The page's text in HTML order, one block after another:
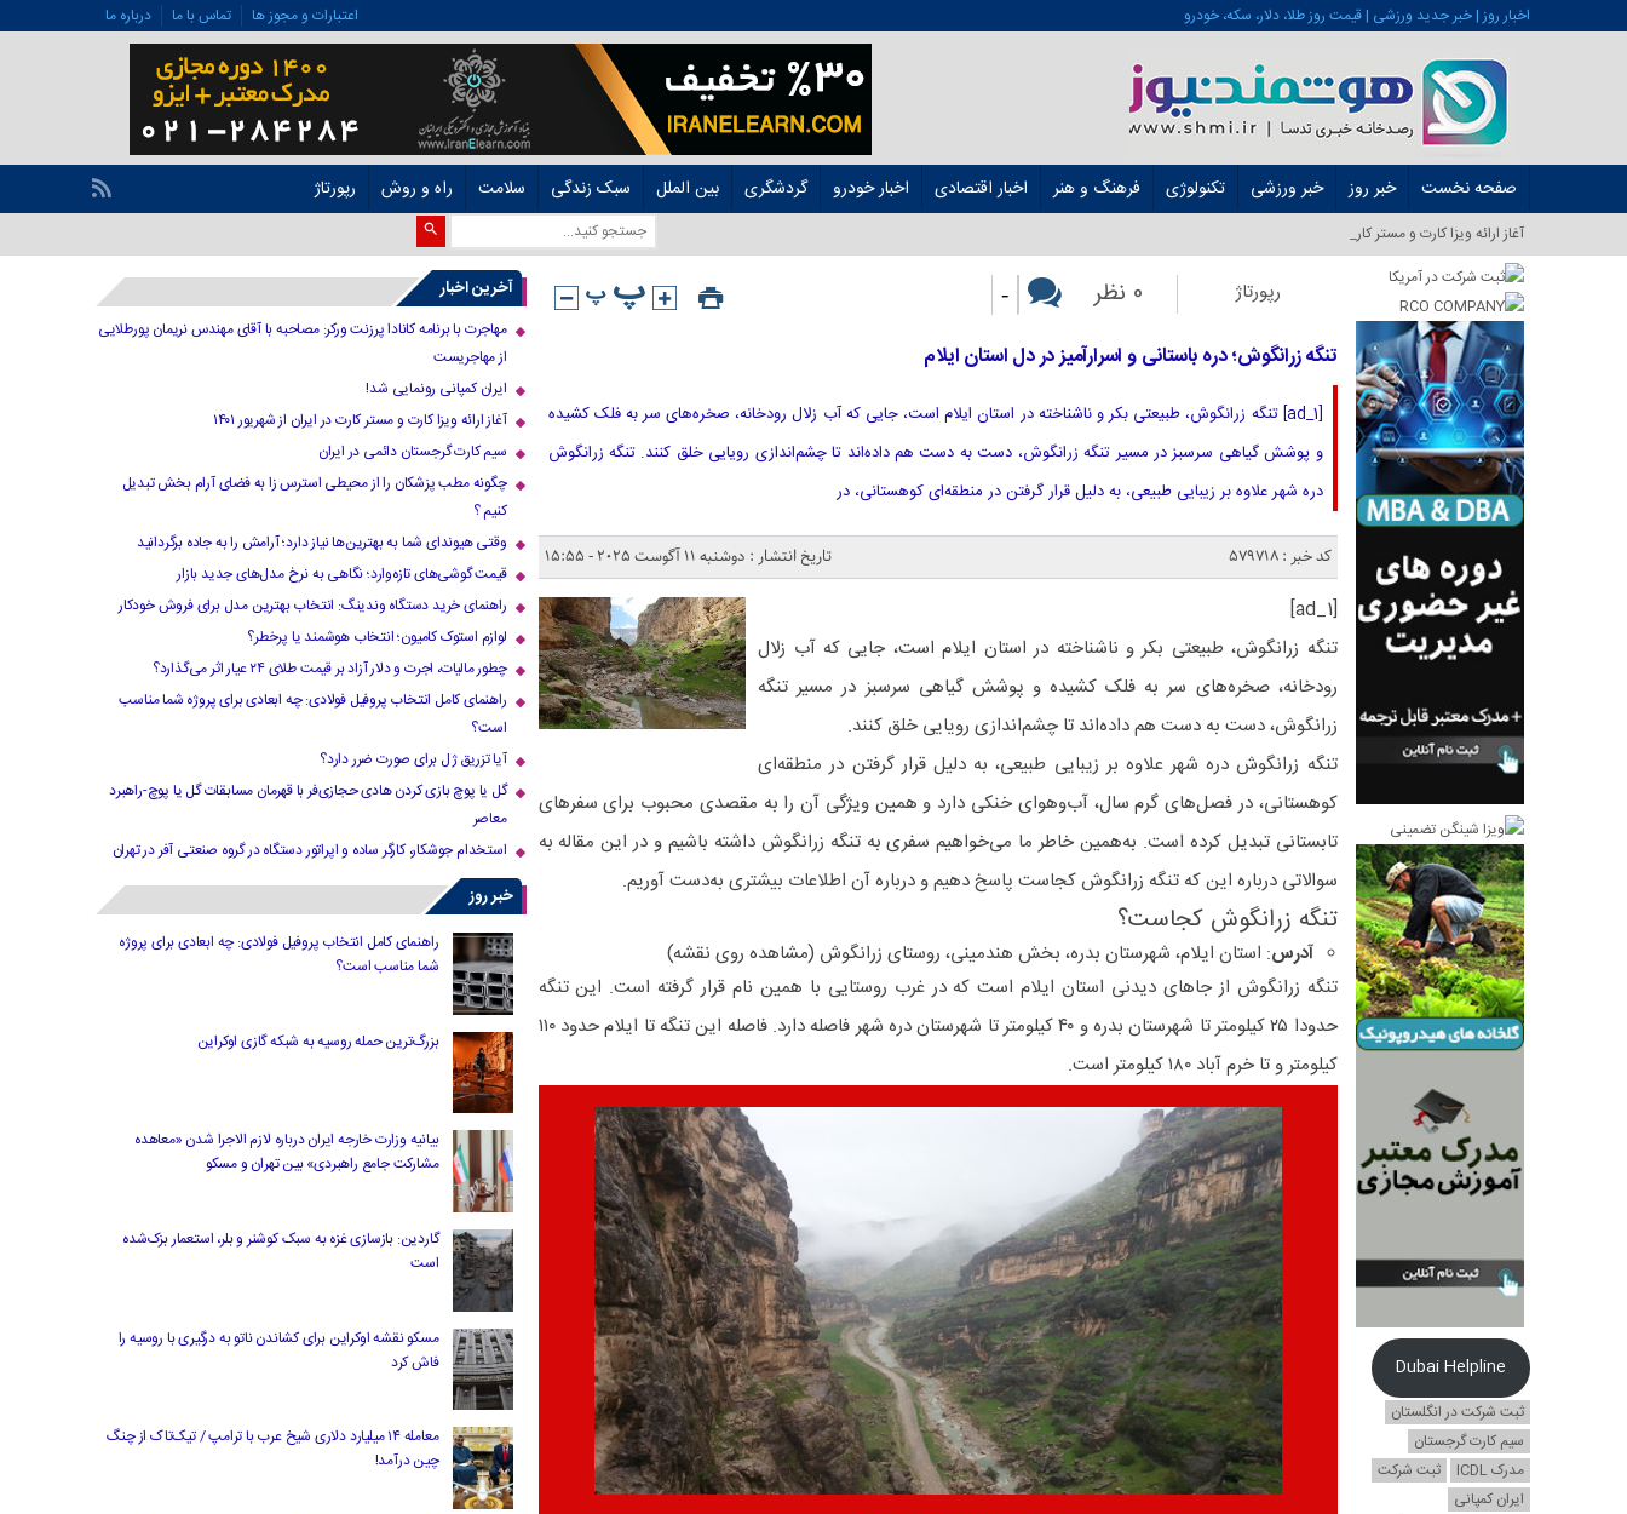
اخبار روز | خبر جدید ورزشی | قیمت روز طلا، دلار، سکه، خودرو اعتبارات و مجوز ها تماس با ما درباره ما
صفحه نخست خبر روز خبر ورزشی تکنولوژی فرهنگ و هنر اخبار اقتصادی اخبار خودرو گردشگری بین الملل سبک زندگی سلامت راه و روش رپورتاژ
آغاز ارائه ویزا کارت و مستر کارت در ایران از شهر_
رپورتاژ 0 نظر -
تنگه زرانگوش؛ دره‌ باستانی و اسرارآمیز در دل استان ایلام
[ad_1] تنگه زرانگوش، طبیعتی بکر و ناشناخته در استان ایلام است، جایی که آب زلال رودخانه، صخره‌های سر به فلک کشیده
و پوشش گیاهی سرسبز در مسیر تنگه زرانگوش، دست به دست هم داده‌اند تا چشم‌اندازی رویایی خلق کنند. تنگه زرانگوش
دره شهر علاوه بر زیبایی طبیعی، به دلیل قرار گرفتن در منطقه‌ای کوهستانی، در
کد خبر : 579718 تاریخ انتشار : دوشنبه 11 آگوست 2025 - 15:55
[ad_1]
تنگه زرانگوش، طبیعتی بکر و ناشناخته در استان ایلام است، جایی که آب زلال
رودخانه، صخره‌های سر به فلک کشیده و پوشش گیاهی سرسبز در مسیر تنگه
زرانگوش، دست به دست هم داده‌اند تا چشم‌اندازی رویایی خلق کنند.
تنگه زرانگوش دره شهر علاوه بر زیبایی طبیعی، به دلیل قرار گرفتن در منطقه‌ای
کوهستانی، در فصل‌های گرم سال، آب‌وهوای خنکی دارد و همین ویژگی آن را به مقصدی محبوب برای سفرهای
تابستانی تبدیل کرده است. به‌همین خاطر ما می‌خواهیم سفری به تنگه زرانگوش داشته باشیم و در این مقاله به
سوالاتی درباره این که تنگه زرانگوش کجاست پاسخ دهیم و درباره آن اطلاعات بیشتری به‌دست آوریم.
تنگه زرانگوش کجاست؟
آدرس: استان ایلام، شهرستان بدره، بخش هندمینی، روستای زرانگوش (مشاهده روی نقشه)
تنگه زرانگوش از جاهای دیدنی استان ایلام است که در غرب روستایی با همین نام قرار گرفته است. این تنگه
حدودا ۲۵ کیلومتر تا شهرستان بدره و ۴۰ کیلومتر تا شهرستان دره شهر فاصله دارد. فاصله این تنگه تا ایلام حدود ۱۱۰
کیلومتر و تا خرم آباد ۱۸۰ کیلومتر است.
Dubai Helpline
ثبت شرکت در انگلستان
سیم کارت گرجستان
مدرک ICDL
ثبت شرکت
ایران کمپانی
آخرین اخبار
مهاجرت با برنامه کانادا پرزنت ورکر: مصاحبه با آقای مهندس نریمان پورطلایی
از مهاجریست
ایران کمپانی رونمایی شد!
آغاز ارائه ویزا کارت و مستر کارت در ایران از شهریور ۱۴۰۱
سیم کارت گرجستان دائمی در ایران
چگونه مطب پزشکان را از محیطی استرس زا به فضای آرام بخش تبدیل
کنیم ؟
وقتی هیوندای شما به بهترین‌ها نیاز دارد؛ آرامش را به جاده برگردانید
قیمت گوشی‌های تازه‌وارد؛ نگاهی به نرخ مدل‌های جدید بازار
راهنمای خرید دستگاه وندینگ: انتخاب بهترین مدل برای فروش خودکار
لوازم استوک کامیون؛ انتخاب هوشمند یا پرخطر؟
چطور مالیات، اجرت و دلار آزاد بر قیمت طلای ۲۴ عیار اثر می‌گذارد؟
راهنمای کامل انتخاب پروفیل فولادی: چه ابعادی برای پروژه شما مناسب
است؟
آیا تزریق ژل برای صورت ضرر دارد​؟
گل یا پوچ بازی کردن هادی حجازی‌فر با قهرمان مسابقات گل یا پوچ-راهبرد
معاصر
استخدام جوشکار، کارگر ساده و اپراتور دستگاه در گروه صنعتی آفر در تهران
خبر روز
راهنمای کامل انتخاب پروفیل فولادی: چه ابعادی برای پروژه
شما مناسب است؟
بزرگ‌ترین حمله روسیه به شبکه گازی اوکراین
بیانیه وزارت خارجه ایران درباره لازم‌ الاجرا شدن «معاهده
مشارکت جامع راهبردی» بین تهران و مسکو
گاردین: بازسازی غزه به سبک کوشنر و بلر، استعمار بزک‌شده
است
مسکو نقشه اوکراین برای کشاندن ناتو به درگیری با روسیه را
فاش کرد
معامله ۱۴ میلیارد دلاری شیخ عرب با ترامپ / تیک‌تاک از چنگ
چین درآمد!